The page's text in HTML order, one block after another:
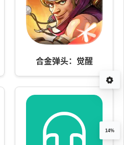
合金弹头：觉醒
14%